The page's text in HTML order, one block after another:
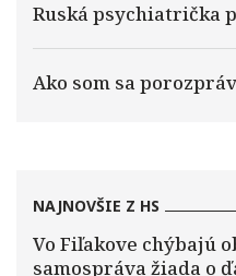
Ruská psychiatrička
Ako som sa
NAJNOVŠIE Z HS
Vo Fiľakove chýbajú
samospráva žiada o